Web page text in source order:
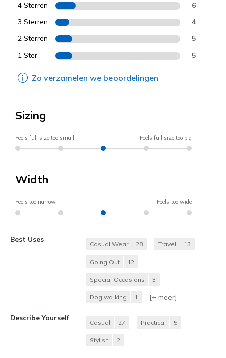
4 Sterren 6
3 Sterren 4
2 Sterren 5
1 Ster 5
Zo verzamelen we beoordelingen
Sizing
Feels full size too small Feels full size too big
Width
Feels too narrow Feels too wide
Best Uses
Casual Wear 28 Travel 13
Going Out 12
Special Occasions 3
Dog walking 1 [+ meer]
Describe Yourself
Casual 27 Practical 5
Stylish 2